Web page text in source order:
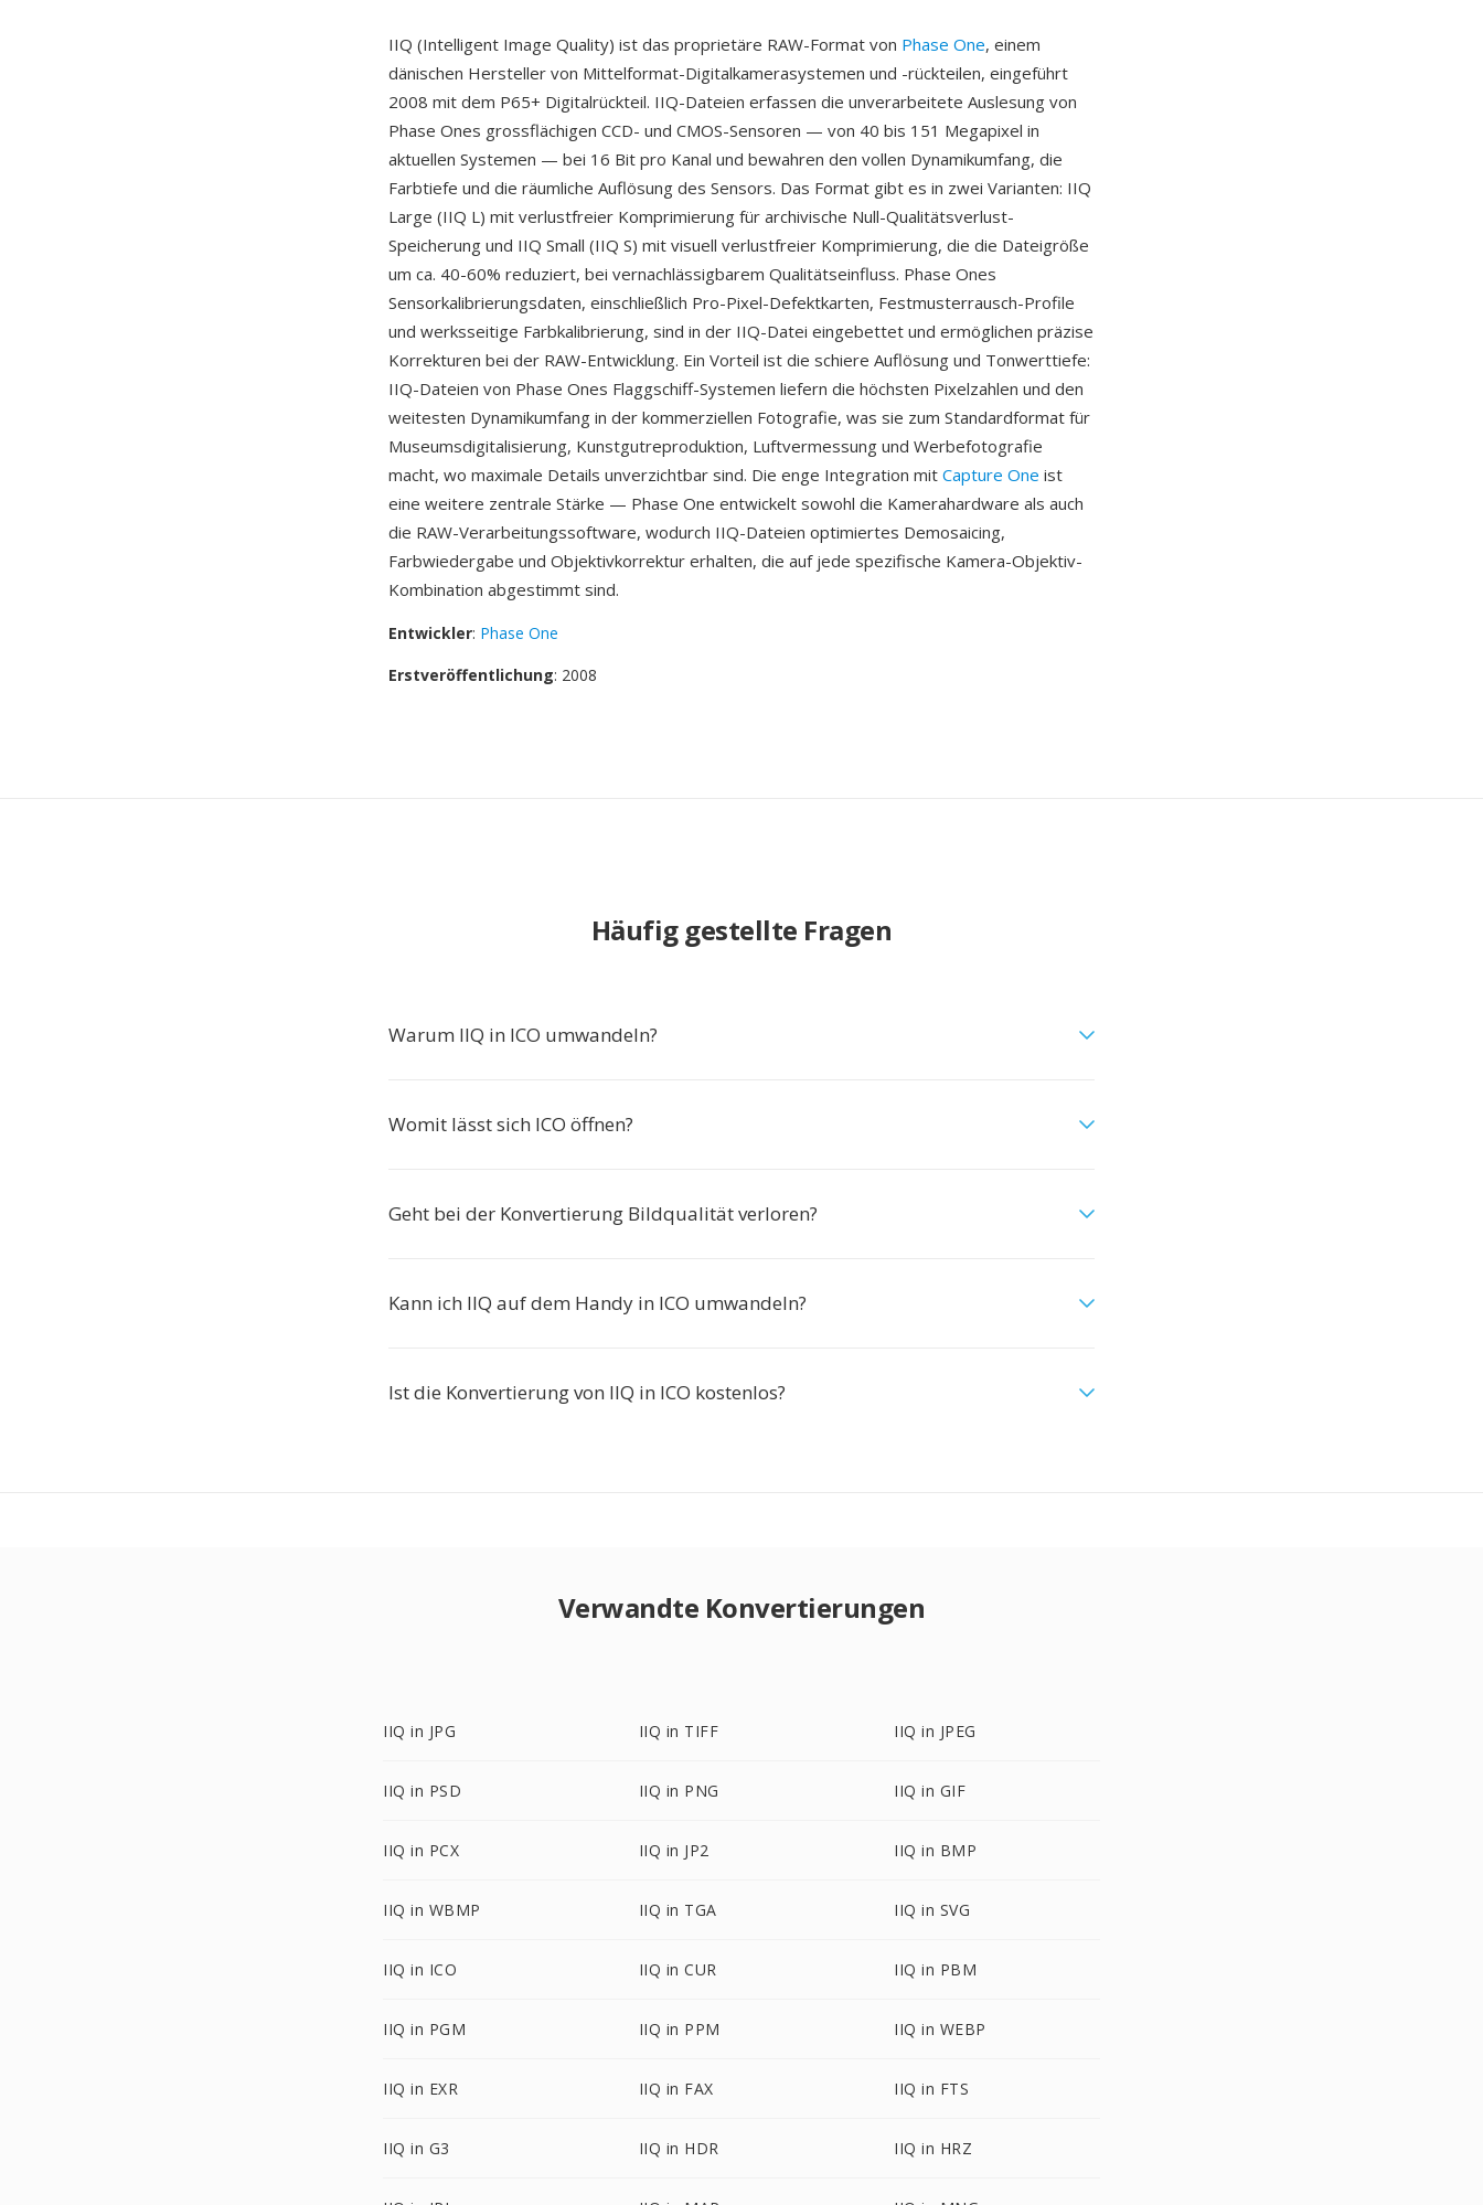
IIQ (Intelligent Image Quality) ist das proprietäre RAW-Format von Phase One, einem
dänischen Hersteller von Mittelformat-Digitalkamerasystemen und -rückteilen, eingeführt
2008 mit dem P65+ Digitalrückteil. IIQ-Dateien erfassen die unverarbeitete Auslesung von
Phase Ones grossflächigen CCD- und CMOS-Sensoren — von 40 bis 151 Megapixel in
aktuellen Systemen — bei 16 Bit pro Kanal und bewahren den vollen Dynamikumfang, die
Farbtiefe und die räumliche Auflösung des Sensors. Das Format gibt es in zwei Varianten: IIQ
Large (IIQ L) mit verlustfreier Komprimierung für archivische Null-Qualitätsverlust-
Speicherung und IIQ Small (IIQ S) mit visuell verlustfreier Komprimierung, die die Dateigröße
um ca. 40-60% reduziert, bei vernachlässigbarem Qualitätseinfluss. Phase Ones
Sensorkalibrierungsdaten, einschließlich Pro-Pixel-Defektkarten, Festmusterrausch-Profile
und werksseitige Farbkalibrierung, sind in der IIQ-Datei eingebettet und ermöglichen präzise
Korrekturen bei der RAW-Entwicklung. Ein Vorteil ist die schiere Auflösung und Tonwerttiefe:
IIQ-Dateien von Phase Ones Flaggschiff-Systemen liefern die höchsten Pixelzahlen und den
weitesten Dynamikumfang in der kommerziellen Fotografie, was sie zum Standardformat für
Museumsdigitalisierung, Kunstgutreproduktion, Luftvermessung und Werbefotografie
macht, wo maximale Details unverzichtbar sind. Die enge Integration mit Capture One ist
eine weitere zentrale Stärke — Phase One entwickelt sowohl die Kamerahardware als auch
die RAW-Verarbeitungssoftware, wodurch IIQ-Dateien optimiertes Demosaicing,
Farbwiedergabe und Objektivkorrektur erhalten, die auf jede spezifische Kamera-Objektiv-
Kombination abgestimmt sind.
Entwickler: Phase One
Erstveröffentlichung: 2008
Häufig gestellte Fragen
Warum IIQ in ICO umwandeln?
Womit lässt sich ICO öffnen?
Geht bei der Konvertierung Bildqualität verloren?
Kann ich IIQ auf dem Handy in ICO umwandeln?
Ist die Konvertierung von IIQ in ICO kostenlos?
Verwandte Konvertierungen
IIQ in JPG IIQ in TIFF IIQ in JPEG
IIQ in PSD IIQ in PNG IIQ in GIF
IIQ in PCX IIQ in JP2 IIQ in BMP
IIQ in WBMP IIQ in TGA IIQ in SVG
IIQ in ICO IIQ in CUR IIQ in PBM
IIQ in PGM IIQ in PPM IIQ in WEBP
IIQ in EXR IIQ in FAX IIQ in FTS
IIQ in G3 IIQ in HDR IIQ in HRZ